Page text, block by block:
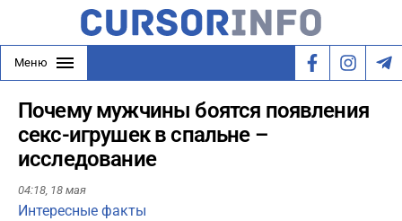
Меню
Почему мужчины боятся появления
секс-игрушек в спальне –
исследование
04:18, 18 мая
Интересные факты